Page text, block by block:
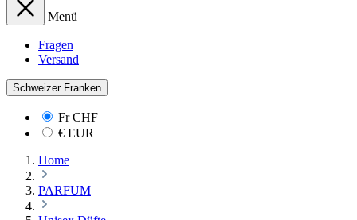
Menü
Fragen
Versand
Schweizer Franken
FrCHF
€ EUR
Home
PARFUM